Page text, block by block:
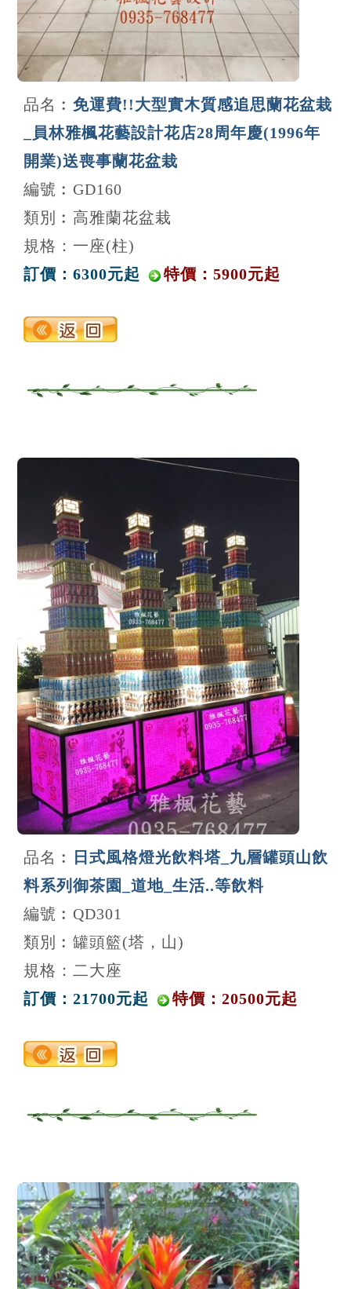
品名︰免運費!!大型實木質感追思蘭花盆栽
_員林雅楓花藝設計花店28周年慶(1996年
開業)送喪事蘭花盆栽
編號︰GD160
類別︰高雅蘭花盆栽
規格：一座(柱)
訂價：6300元起
特價：5900元起
品名︰
日式風格燈光飲料塔_九層罐頭山飲
料系列御茶園_道地_生活..等飲料
編號︰QD301
類別︰罐頭籃(塔，山)
規格：二大座
訂價：21700元起
特價：20500元起